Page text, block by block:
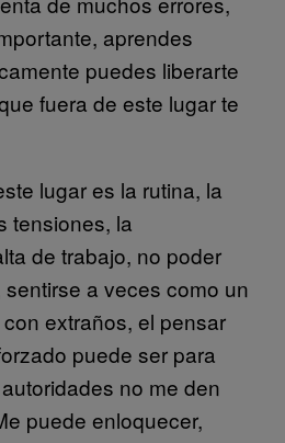
aprendes
puedes liberarte
fuera de este lugar te
lugar es la rutina, la
tensiones, la
de trabajo, no poder
a veces como un
extraños, el pensar
puede ser para
no me den
puede enloquecer,